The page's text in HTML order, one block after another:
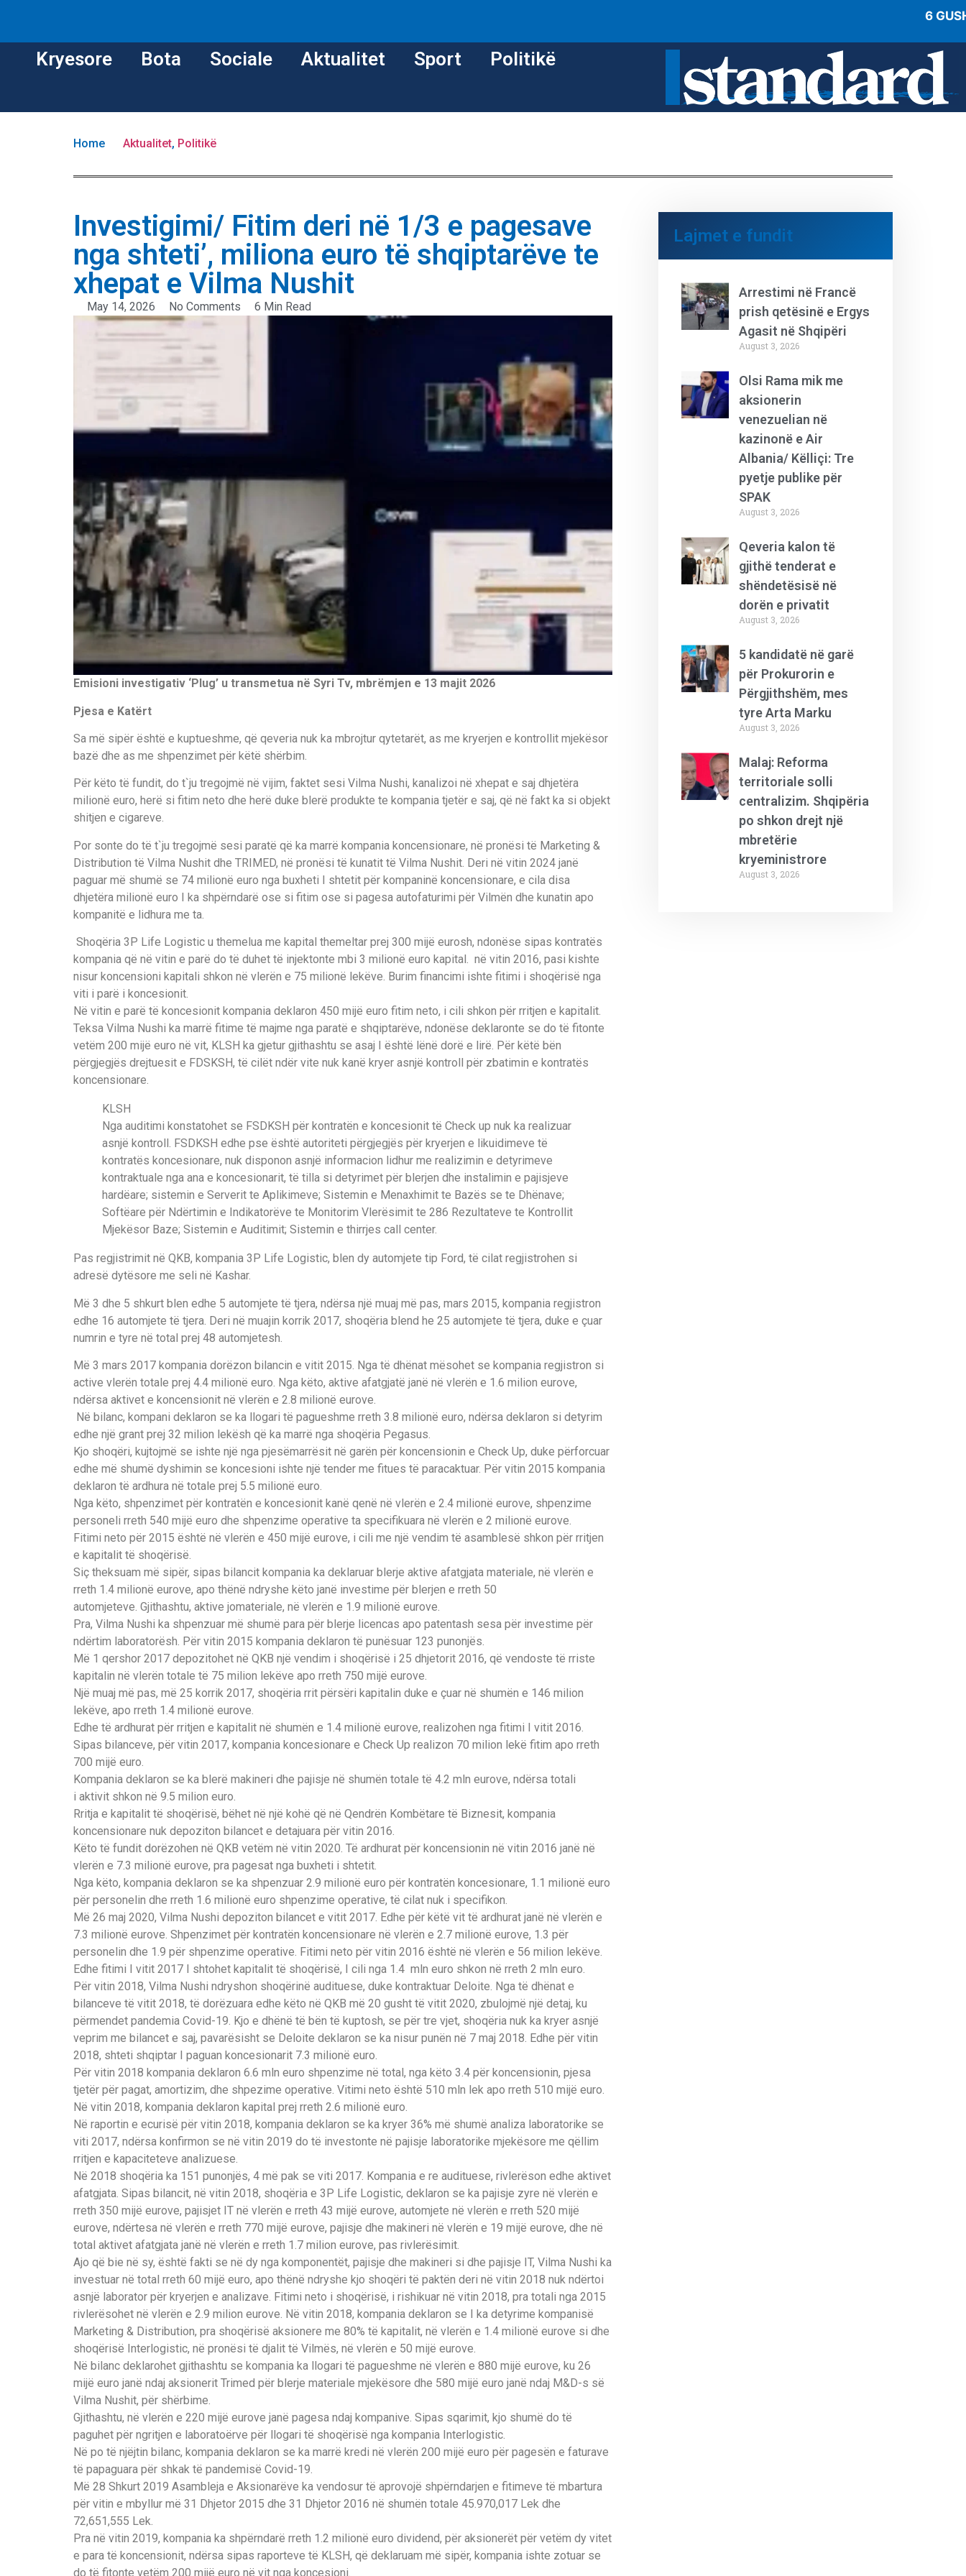
6
Kryesore Bota Sociale Aktualitet Sport Politikë
Home Aktualitet, Politikë
Investigimi/ Fitim deri në 1/3 e pagesave
nga shteti’, miliona euro të shqiptarëve te
xhepat e Vilma Nushit
May 14, 2026 No Comments 6 Min Read
Emisioni investigativ ‘Plug’ u transmetua në Syri Tv, mbrëmjen e 13 majit 2026
Pjesa e Katërt
Sa më sipër është e kuptueshme, që qeveria nuk ka mbrojtur qytetarët, as me kryerjen e kontrollit mjekësor
bazë dhe as me shpenzimet për këtë shërbim.
Për këto të fundit, do t`ju tregojmë në vijim, faktet sesi Vilma Nushi, kanalizoi në xhepat e saj dhjetëra
milionë euro, herë si fitim neto dhe herë duke blerë produkte te kompania tjetër e saj, që në fakt ka si objekt
shitjen e cigareve.
Por sonte do të t`ju tregojmë sesi paratë që ka marrë kompania koncensionare, në pronësi të Marketing &
Distribution të Vilma Nushit dhe TRIMED, në pronësi të kunatit të Vilma Nushit. Deri në vitin 2024 janë
paguar më shumë se 74 milionë euro nga buxheti I shtetit për kompaninë koncensionare, e cila disa
dhjetëra milionë euro I ka shpërndarë ose si fitim ose si pagesa autofaturimi për Vilmën dhe kunatin apo
kompanitë e lidhura me ta.
Shoqëria 3P Life Logistic u themelua me kapital themeltar prej 300 mijë eurosh, ndonëse sipas kontratës
kompania që në vitin e parë do të duhet të injektonte mbi 3 milionë euro kapital. në vitin 2016, pasi kishte
nisur koncensioni kapitali shkon në vlerën e 75 milionë lekëve. Burim financimi ishte fitimi i shoqërisë nga
viti i parë i koncesionit.
Në vitin e parë të koncesionit kompania deklaron 450 mijë euro fitim neto, i cili shkon për rritjen e kapitalit.
Teksa Vilma Nushi ka marrë fitime të majme nga paratë e shqiptarëve, ndonëse deklaronte se do të fitonte
vetëm 200 mijë euro në vit, KLSH ka gjetur gjithashtu se asaj I është lënë dorë e lirë. Për këtë bën
përgjegjës drejtuesit e FDSKSH, të cilët ndër vite nuk kanë kryer asnjë kontroll për zbatimin e kontratës
koncensionare.
KLSH
Nga auditimi konstatohet se FSDKSH për kontratën e koncesionit të Check up nuk ka realizuar
asnjë kontroll. FSDKSH edhe pse është autoriteti përgjegjës për kryerjen e likuidimeve të
kontratës koncesionare, nuk disponon asnjë informacion lidhur me realizimin e detyrimeve
kontraktuale nga ana e koncesionarit, të tilla si detyrimet për blerjen dhe instalimin e pajisjeve
hardëare; sistemin e Serverit te Aplikimeve; Sistemin e Menaxhimit te Bazës se te Dhënave;
Softëare për Ndërtimin e Indikatorëve te Monitorim Vlerësimit te 286 Rezultateve te Kontrollit
Mjekësor Baze; Sistemin e Auditimit; Sistemin e thirrjes call center.
Pas regjistrimit në QKB, kompania 3P Life Logistic, blen dy automjete tip Ford, të cilat regjistrohen si
adresë dytësore me seli në Kashar.
Më 3 dhe 5 shkurt blen edhe 5 automjete të tjera, ndërsa një muaj më pas, mars 2015, kompania regjistron
edhe 16 automjete të tjera. Deri në muajin korrik 2017, shoqëria blend he 25 automjete të tjera, duke e çuar
numrin e tyre në total prej 48 automjetesh.
Më 3 mars 2017 kompania dorëzon bilancin e vitit 2015. Nga të dhënat mësohet se kompania regjistron si
active vlerën totale prej 4.4 milionë euro. Nga këto, aktive afatgjatë janë në vlerën e 1.6 milion eurove,
ndërsa aktivet e koncensionit në vlerën e 2.8 milionë eurove.
Në bilanc, kompani deklaron se ka llogari të pagueshme rreth 3.8 milionë euro, ndërsa deklaron si detyrim
edhe një grant prej 32 milion lekësh që ka marrë nga shoqëria Pegasus.
Kjo shoqëri, kujtojmë se ishte një nga pjesëmarrësit në garën për koncensionin e Check Up, duke përforcuar
edhe më shumë dyshimin se koncesioni ishte një tender me fitues të paracaktuar. Për vitin 2015 kompania
deklaron të ardhura në totale prej 5.5 milionë euro.
Nga këto, shpenzimet për kontratën e koncesionit kanë qenë në vlerën e 2.4 milionë eurove, shpenzime
personeli rreth 540 mijë euro dhe shpenzime operative ta specifikuara në vlerën e 2 milionë eurove.
Fitimi neto për 2015 është në vlerën e 450 mijë eurove, i cili me një vendim të asamblesë shkon për rritjen
e kapitalit të shoqërisë.
Siç theksuam më sipër, sipas bilancit kompania ka deklaruar blerje aktive afatgjata materiale, në vlerën e
rreth 1.4 milionë eurove, apo thënë ndryshe këto janë investime për blerjen e rreth 50
automjeteve. Gjithashtu, aktive jomateriale, në vlerën e 1.9 milionë eurove.
Pra, Vilma Nushi ka shpenzuar më shumë para për blerje licencas apo patentash sesa për investime për
ndërtim laboratorësh. Për vitin 2015 kompania deklaron të punësuar 123 punonjës.
Më 1 qershor 2017 depozitohet në QKB një vendim i shoqërisë i 25 dhjetorit 2016, që vendoste të rriste
kapitalin në vlerën totale të 75 milion lekëve apo rreth 750 mijë eurove.
Një muaj më pas, më 25 korrik 2017, shoqëria rrit përsëri kapitalin duke e çuar në shumën e 146 milion
lekëve, apo rreth 1.4 milionë eurove.
Edhe të ardhurat për rritjen e kapitalit në shumën e 1.4 milionë eurove, realizohen nga fitimi I vitit 2016.
Sipas bilanceve, për vitin 2017, kompania koncesionare e Check Up realizon 70 milion lekë fitim apo rreth
700 mijë euro.
Kompania deklaron se ka blerë makineri dhe pajisje në shumën totale të 4.2 mln eurove, ndërsa totali
i aktivit shkon në 9.5 milion euro.
Rritja e kapitalit të shoqërisë, bëhet në një kohë që në Qendrën Kombëtare të Biznesit, kompania
koncensionare nuk depoziton bilancet e detajuara për vitin 2016.
Këto të fundit dorëzohen në QKB vetëm në vitin 2020. Të ardhurat për koncensionin në vitin 2016 janë në
vlerën e 7.3 milionë eurove, pra pagesat nga buxheti i shtetit.
Nga këto, kompania deklaron se ka shpenzuar 2.9 milionë euro për kontratën koncesionare, 1.1 milionë euro
për personelin dhe rreth 1.6 milionë euro shpenzime operative, të cilat nuk i specifikon.
Më 26 maj 2020, Vilma Nushi depoziton bilancet e vitit 2017. Edhe për këtë vit të ardhurat janë në vlerën e
7.3 milionë eurove. Shpenzimet për kontratën koncensionare në vlerën e 2.7 milionë eurove, 1.3 për
personelin dhe 1.9 për shpenzime operative. Fitimi neto për vitin 2016 është në vlerën e 56 milion lekëve.
Edhe fitimi I vitit 2017 I shtohet kapitalit të shoqërisë, I cili nga 1.4 mln euro shkon në rreth 2 mln euro.
Për vitin 2018, Vilma Nushi ndryshon shoqërinë audituese, duke kontraktuar Deloite. Nga të dhënat e
bilanceve të vitit 2018, të dorëzuara edhe këto në QKB më 20 gusht të vitit 2020, zbulojmë një detaj, ku
përmendet pandemia Covid-19. Kjo e dhënë të bën të kuptosh, se për tre vjet, shoqëria nuk ka kryer asnjë
veprim me bilancet e saj, pavarësisht se Deloite deklaron se ka nisur punën në 7 maj 2018. Edhe për vitin
2018, shteti shqiptar I paguan koncesionarit 7.3 milionë euro.
Për vitin 2018 kompania deklaron 6.6 mln euro shpenzime në total, nga këto 3.4 për koncensionin, pjesa
tjetër për pagat, amortizim, dhe shpezime operative. Vitimi neto është 510 mln lek apo rreth 510 mijë euro.
Në vitin 2018, kompania deklaron kapital prej rreth 2.6 milionë euro.
Në raportin e ecurisë për vitin 2018, kompania deklaron se ka kryer 36% më shumë analiza laboratorike se
viti 2017, ndërsa konfirmon se në vitin 2019 do të investonte në pajisje laboratorike mjekësore me qëllim
rritjen e kapaciteteve analizuese.
Në 2018 shoqëria ka 151 punonjës, 4 më pak se viti 2017. Kompania e re audituese, rivlerëson edhe aktivet
afatgjata. Sipas bilancit, në vitin 2018, shoqëria e 3P Life Logistic, deklaron se ka pajisje zyre në vlerën e
rreth 350 mijë eurove, pajisjet IT në vlerën e rreth 43 mijë eurove, automjete në vlerën e rreth 520 mijë
eurove, ndërtesa në vlerën e rreth 770 mijë eurove, pajisje dhe makineri në vlerën e 19 mijë eurove, dhe në
total aktivet afatgjata janë në vlerën e rreth 1.7 milion eurove, pas rivlerësimit.
Ajo që bie në sy, është fakti se në dy nga komponentët, pajisje dhe makineri si dhe pajisje IT, Vilma Nushi ka
investuar në total rreth 60 mijë euro, apo thënë ndryshe kjo shoqëri të paktën deri në vitin 2018 nuk ndërtoi
asnjë laborator për kryerjen e analizave. Fitimi neto i shoqërisë, i rishikuar në vitin 2018, pra totali nga 2015
rivlerësohet në vlerën e 2.9 milion eurove. Në vitin 2018, kompania deklaron se I ka detyrime kompanisë
Marketing & Distribution, pra shoqërisë aksionere me 80% të kapitalit, në vlerën e 1.4 milionë eurove si dhe
shoqërisë Interlogistic, në pronësi të djalit të Vilmës, në vlerën e 50 mijë eurove.
Në bilanc deklarohet gjithashtu se kompania ka llogari të pagueshme në vlerën e 880 mijë eurove, ku 26
mijë euro janë ndaj aksionerit Trimed për blerje materiale mjekësore dhe 580 mijë euro janë ndaj M&D-s së
Vilma Nushit, për shërbime.
Gjithashtu, në vlerën e 220 mijë eurove janë pagesa ndaj kompanive. Sipas sqarimit, kjo shumë do të
paguhet për ngritjen e laboratoërve për llogari të shoqërisë nga kompania Interlogistic.
Në po të njëjtin bilanc, kompania deklaron se ka marrë kredi në vlerën 200 mijë euro për pagesën e faturave
të papaguara për shkak të pandemisë Covid-19.
Më 28 Shkurt 2019 Asambleja e Aksionarëve ka vendosur të aprovojë shpërndarjen e fitimeve të mbartura
për vitin e mbyllur më 31 Dhjetor 2015 dhe 31 Dhjetor 2016 në shumën totale 45.970,017 Lek dhe
72,651,555 Lek.
Pra në vitin 2019, kompania ka shpërndarë rreth 1.2 milionë euro dividend, për aksionerët për vetëm dy vitet
e para të koncensionit, ndërsa sipas raporteve të KLSH, që deklaruam më sipër, kompania ishte zotuar se
do të fitonte vetëm 200 mijë euro në vit nga koncesioni.
Lajmet e fundit
Arrestimi në Francë
prish qetësinë e Ergys
Agasit në Shqipëri
August 3, 2026
Olsi Rama mik me
aksionerin
venezuelian në
kazinonë e Air
Albania/ Këlliçi: Tre
pyetje publike për
SPAK
August 3, 2026
Qeveria kalon të
gjithë tenderat e
shëndetësisë në
dorën e privatit
August 3, 2026
5 kandidatë në garë
për Prokurorin e
Përgjithshëm, mes
tyre Arta Marku
August 3, 2026
Malaj: Reforma
territoriale solli
centralizim. Shqipëria
po shkon drejt një
mbretërie
kryeministrore
August 3, 2026